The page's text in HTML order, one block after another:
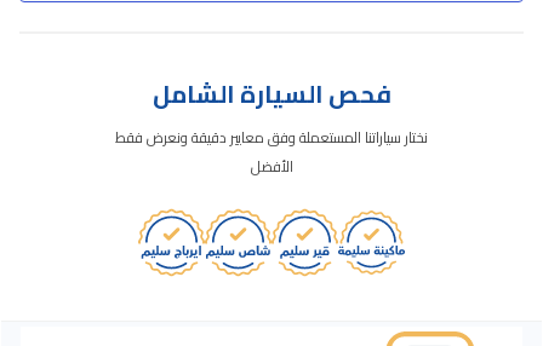
فحص السيارة الشامل
نختار سياراتنا المستعملة وفق معايير دقيقة ونعرض فقط
الأفضل